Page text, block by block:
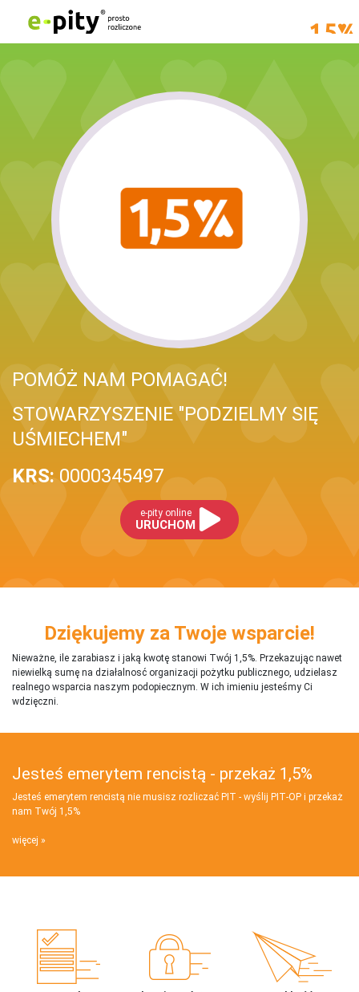
POMÓŻ NAM POMAGAĆ!
STOWARZYSZENIE "PODZIELMY SIĘ
UŚMIECHEM"
KRS: 0000345497
e-pity online
URUCHOM
Dziękujemy za Twoje wsparcie!
Nieważne, ile zarabiasz i jaką kwotę stanowi Twój 1,5%. Przekazując nawet
niewielką sumę na działalnosć organizacji pożytku publicznego, udzielasz
realnego wsparcia naszym podopiecznym. W ich imieniu jesteśmy Ci
wdzięczni.
Jesteś emerytem rencistą - przekaż 1,5%
Jesteś emerytem rencistą nie musisz rozliczać PIT - wyślij PIT‑OP i przekaż
nam Twój 1,5%
więcej